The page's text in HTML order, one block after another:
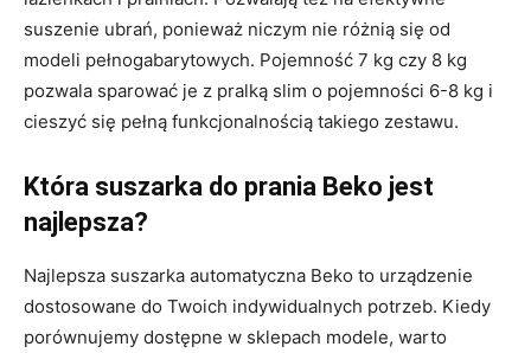
suszenie ubrań, ponieważ niczym nie różnią się od
modeli pełnogabarytowych. Pojemność 7 kg czy 8 kg
pozwala sparować je z pralką slim o pojemności 6-8 kg i
cieszyć się pełną funkcjonalnością takiego zestawu.
Która suszarka do prania Beko jest
najlepsza?
Najlepsza suszarka automatyczna Beko to urządzenie
dostosowane do Twoich indywidualnych potrzeb. Kiedy
porównujemy dostępne w sklepach modele, warto